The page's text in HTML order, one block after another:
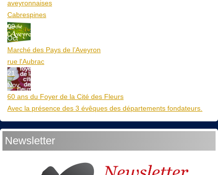
aveyronnaises
Cabrespines
09
Oct
Marché des Pays de l’Aveyron
rue l'Aubrac
21
Nov
60 ans du Foyer de la Cité des Fleurs
Avec la présence des 3 évêques des départements fondateurs.
Newsletter